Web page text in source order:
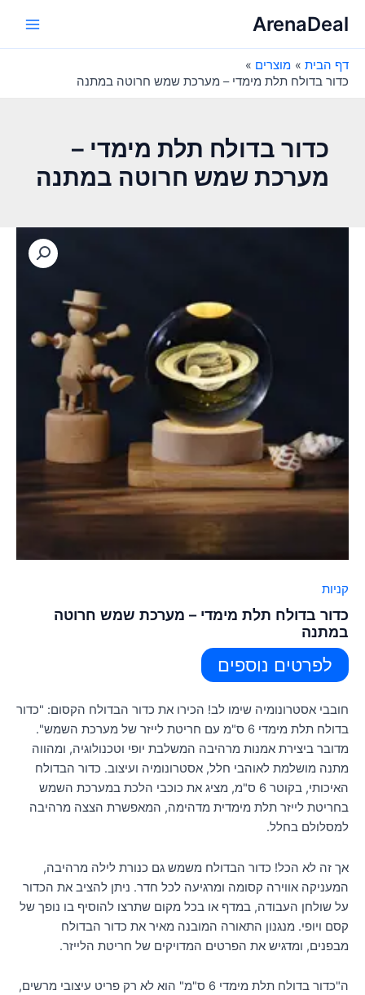
לתוכןArenaDeal
דף הבית
מוצרים
כדור בדולח תלת מימדי – מערכת שמש חרוטה במתנה
כדור בדולח תלת מימדי –
מערכת שמש חרוטה במתנה
קניות
כדור בדולח תלת מימדי – מערכת שמש חרוטה
במתנה
לפרטים נוספים
חובבי אסטרונומיה שימו לב! הכירו את כדור הבדולח הקסום: "כדור
בדולח תלת מימדי 6 ס"מ עם חריטת לייזר של מערכת השמש".
מדובר ביצירת אמנות מרהיבה המשלבת יופי וטכנולוגיה, ומהווה
מתנה מושלמת לאוהבי חלל, אסטרונומיה ועיצוב. כדור הבדולח
האיכותי, בקוטר 6 ס"מ, מציג את כוכבי הלכת במערכת השמש
בחריטת לייזר תלת מימדית מדהימה, המאפשרת הצצה מרהיבה
למסלולם בחלל.
אך זה לא הכל! כדור הבדולח משמש גם כנורת לילה מרהיבה,
המעניקה אווירה קסומה ומרגיעה לכל חדר. ניתן להציב את הכדור
על שולחן העבודה, במדף או בכל מקום שתרצו להוסיף בו נופך של
קסם ויופי. מנגנון התאורה המובנה מאיר את כדור הבדולח
מבפנים, ומדגיש את הפרטים המדויקים של חריטת הלייזר.
ה"כדור בדולח תלת מימדי 6 ס"מ" הוא לא רק פריט עיצובי מרשים,